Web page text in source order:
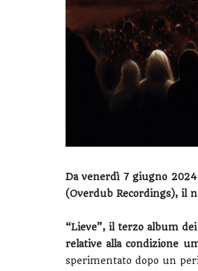
Da venerdì 7 giugno
(Overdub Recordings), il
“Lieve”, il terzo album
relative alla condizione
sperimentato dopo un